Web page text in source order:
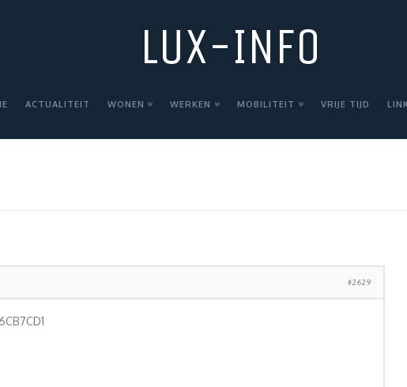
LUX-INFO
ACTUALITEIT WONEN WERKEN MOBILITEIT VRIJE TIJD
#2629